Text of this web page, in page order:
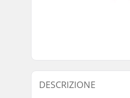
DESCRIZIONE